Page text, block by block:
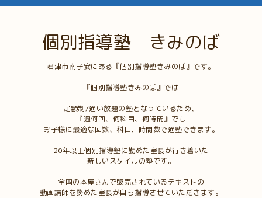
個別指導塾 きみのば
君津市南子安にある『個別指導塾きみのば』です。
『個別指導塾きみのば』では
定額制/通い放題の塾となっているため、
『週何回、何科目、何時間』でも
お子様に最適な回数、科目、時間数で通塾できます。
20年以上個別指導塾に勤めた室長が行き着いた
新しいスタイルの塾です。
全国の本屋さんで販売されているテキストの
動画講師を務めた室長が自ら指導させていただきます。